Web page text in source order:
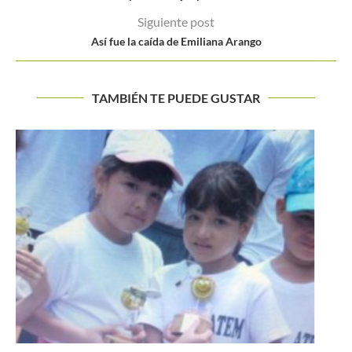
Siguiente post
Así fue la caída de Emiliana Arango
TAMBIÉN TE PUEDE GUSTAR